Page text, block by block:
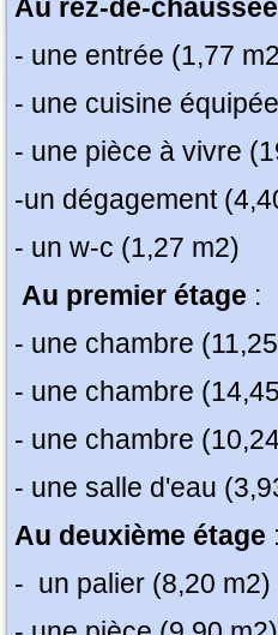
Au rez-de-chaussée
- une entrée (1,77
- une cuisine
- une pièce à vivre
-un dégagement
- un w-c (1,27 m2)
Au premier étage :
- une chambre
- une chambre
- une chambre
- une salle d'eau
Au deuxième étage :
- un palier (8,20 m2)